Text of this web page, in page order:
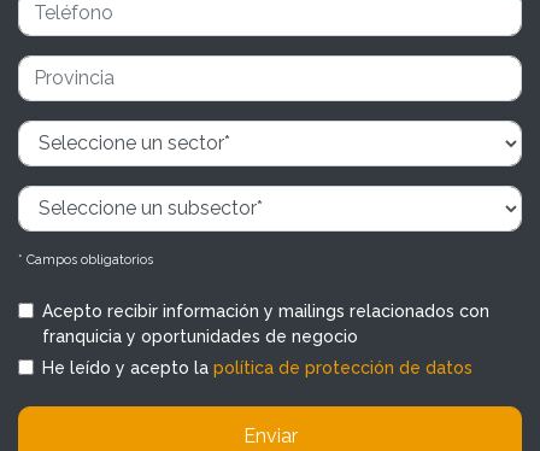
* Campos obligatorios
Acepto recibir información y mailings relacionados con
franquicia y oportunidades de negocio
He leído y acepto la política de protección de datos
Enviar